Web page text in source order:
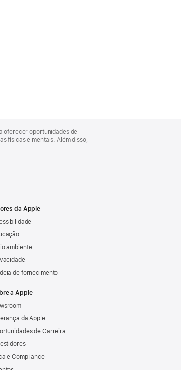
oferecer oportunidades de
físicas e mentais. Além disso,
da Apple
ambiente
de fornecimento
a Apple
da Apple
de Carreira
e Compliance